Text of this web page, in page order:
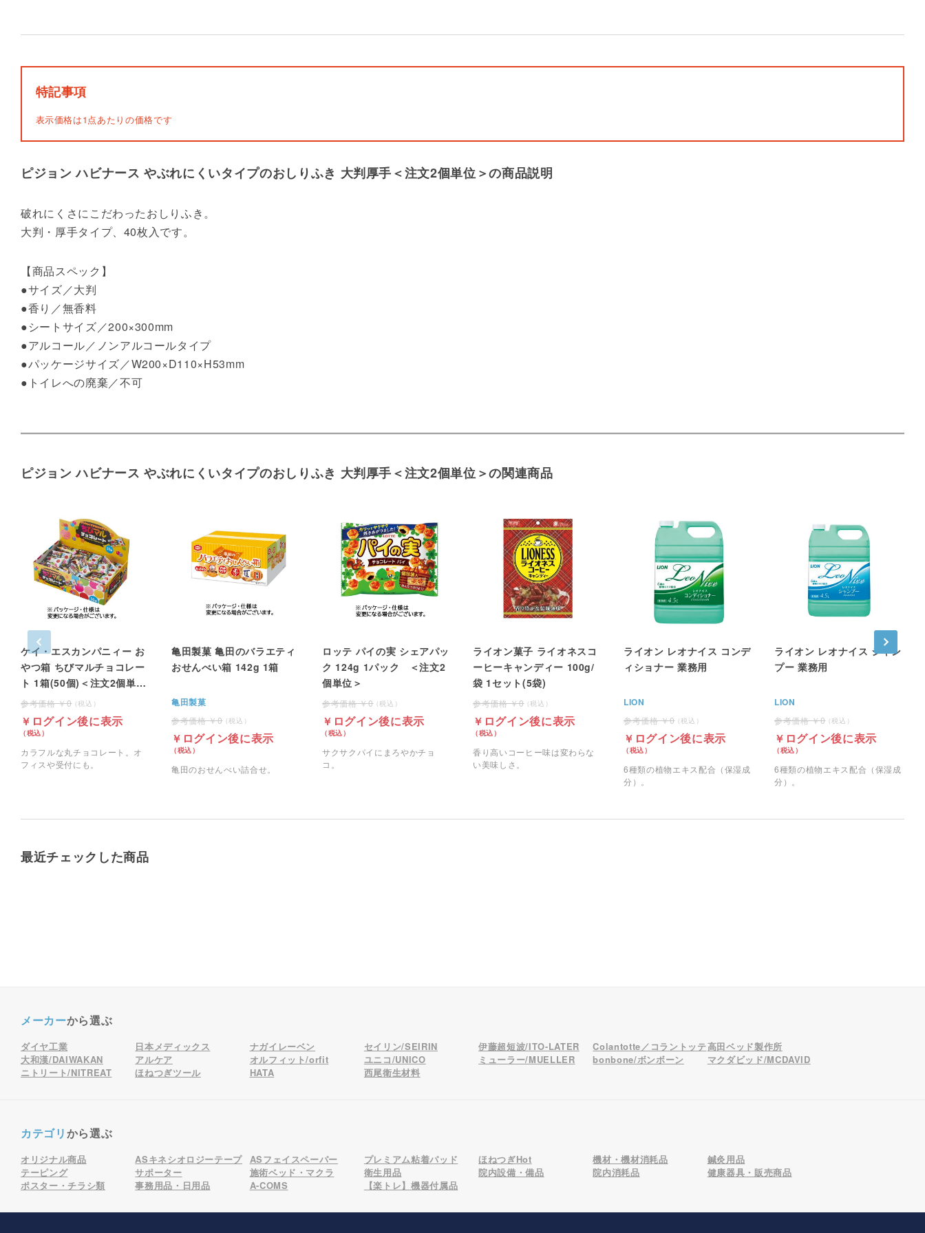
特記事項
表示価格は1点あたりの価格です
ピジョン ハビナース やぶれにくいタイプのおしりふき 大判厚手＜注文2個単位＞の商品説明
破れにくさにこだわったおしりふき。
大判・厚手タイプ、40枚入です。
【商品スペック】
●サイズ／大判
●香り／無香料
●シートサイズ／200×300mm
●アルコール／ノンアルコールタイプ
●パッケージサイズ／W200×D110×H53mm
●トイレへの廃棄／不可
ピジョン ハビナース やぶれにくいタイプのおしりふき 大判厚手＜注文2個単位＞の関連商品
ケイ・エスカンパニィー お
やつ箱 ちびマルチョコレー
ト 1箱(50個)＜注文2個単位
＞
0
ログイン後に表示
カラフルな丸チョコレート。オ
フィスや受付にも。
亀田製菓 亀田のバラエティ
おせんべい箱 142g 1箱
亀田製菓
0
ログイン後に表示
亀田のおせんべい詰合せ。
ロッテ パイの実 シェアパッ
ク 124g 1パック ＜注文2
個単位＞
0
ログイン後に表示
サクサクパイにまろやかチョ
コ。
ライオン菓子 ライオネスコ
ーヒーキャンディー 100g/
袋 1セット(5袋)
0
ログイン後に表示
香り高いコーヒー味は変わらな
い美味しさ。
ライオン レオナイス コンデ
ィショナー 業務用
LION
0
ログイン後に表示
6種類の植物エキス配合（保湿成
分）。
ライオン レオナイス シャン
プー 業務用
LION
0
ログイン後に表示
6種類の植物エキス配合（保湿成
分）。
最近チェックした商品
メーカーから選ぶ
ダイヤ工業 日本メディックス ナガイレーベン セイリン/SEIRIN 伊藤超短波/ITO-LATER Colantotte／コラントッテ高田ベッド製作所
大和漢/DAIWAKAN
アルケア オルフィット/orfit ユニコ/UNICO ミューラー/MUELLER bonbone/ボンボーン
マクダビッド/MCDAVID
ニトリート/NITREAT
ほねつぎツール HATA 西尾衛生材料
カテゴリから選ぶ
オリジナル商品 ASキネシオロジーテープ ASフェイスペーパー プレミアム粘着パッド ほねつぎHot 機材・機材消耗品
鍼灸用品
テーピング
サポーター 施術ベッド・マクラ 衛生用品 院内設備・備品 院内消耗品
健康器具・販売商品
ポスター・チラシ類
事務用品・日用品 A-COMS 【楽トレ】機器付属品